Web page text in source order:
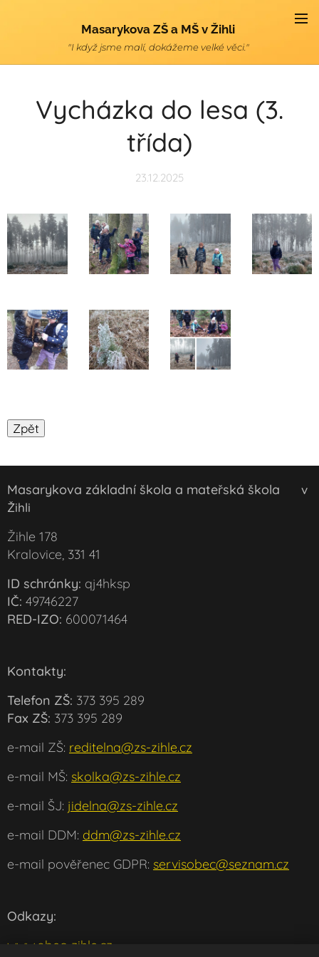
Masarykova ZŠ a MŠ v Žihli
"I když jsme malí, dokážeme velké věci."
Vycházka do lesa (3.
třída)
23.12.2025
Masarykova základní škola a mateřská škola v
Žihli
Žihle 178
Kralovice, 331 41
ID schránky: qj4hksp
IČ: 49746227
RED-IZO: 600071464
Kontakty:
Telefon ZŠ: 373 395 289
Fax ZŠ: 373 395 289
e-mail ZŠ: reditelna@zs-zihle.cz
e-mail MŠ: skolka@zs-zihle.cz
e-mail ŠJ: jidelna@zs-zihle.cz
e-mail DDM: ddm@zs-zihle.cz
e-mail pověřenec GDPR: servisobec@seznam.cz
Odkazy:
www.obec-zihle.cz